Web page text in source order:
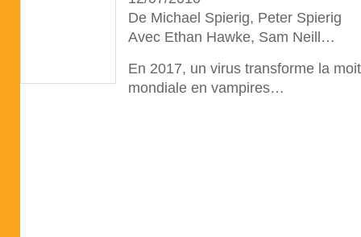
De Michael Spierig, Peter Spierig
Avec Ethan Hawke, Sam Neill…
En 2017, un virus transforme la
mondiale en vampires…